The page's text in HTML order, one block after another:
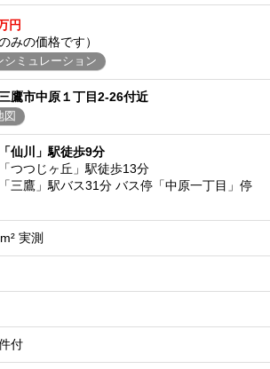
円
みの価格です）
シミュレーション
鷹市中原１丁目2-26付近
図
仙川」駅徒歩9分
つつじヶ丘」駅徒歩13分
三鷹」駅バス31分 バス停「中原一丁目」停
実測
付